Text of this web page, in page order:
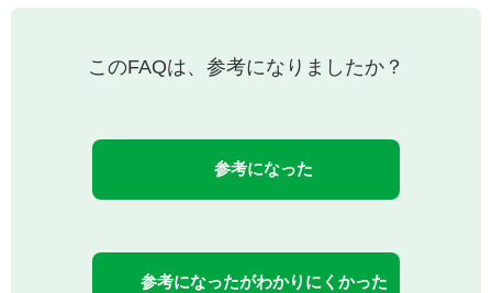
このFAQは、参考になりましたか？
参考になった
参考になったがわかりにくかった